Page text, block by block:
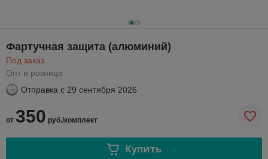
Фартучная защита (алюминий)
Под заказ
Опт и розница
Отправка с 29 сентября 2026
от 350 руб./комплект
Купить